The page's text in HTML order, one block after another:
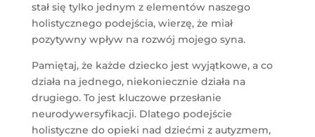
stał się tylko jednym z elementów naszego
holistycznego podejścia, wierzę, że miał
pozytywny wpływ na rozwój mojego syna.
Pamiętaj, że każde dziecko jest wyjątkowe, a co
działa na jednego, niekoniecznie działa na
drugiego. To jest kluczowe przesłanie
neurodywersyfikacji. Dlatego podejście
holistyczne do opieki nad dziećmi z autyzmem,